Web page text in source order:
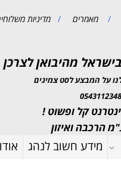
/ מאמרים / מדיניות
מהיבואן לצרכן
על המבצע לסט צמיגים
קל ופשוט !
הרכבה ואיזון
מידע חשוב לנהג